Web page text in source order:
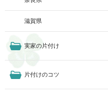
滋賀県
実家の片付け
片付けのコツ